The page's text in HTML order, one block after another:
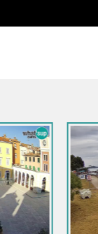
Kroatien /
Webcam